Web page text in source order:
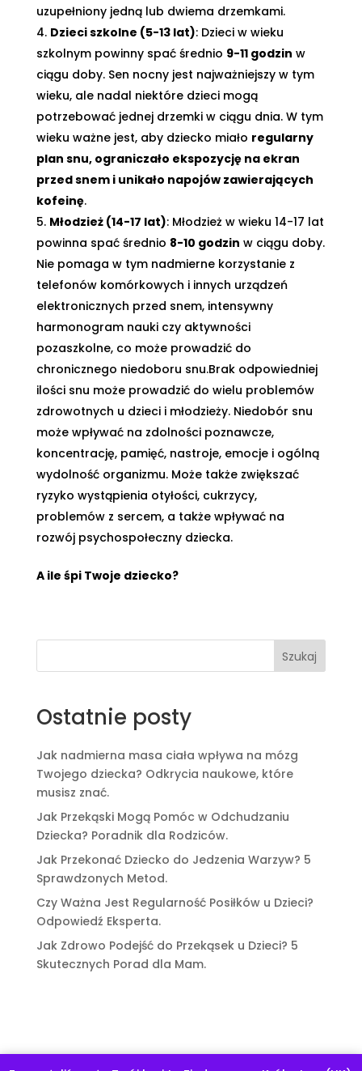
uzupełniony jedną lub dwiema drzemkami.
Dzieci szkolne (5-13 lat): Dzieci w wieku
szkolnym powinny spać średnio 9-11 godzin w
ciągu doby. Sen nocny jest najważniejszy w tym
wieku, ale nadal niektóre dzieci mogą
potrzebować jednej drzemki w ciągu dnia. W tym
wieku ważne jest, aby dziecko miało regularny
plan snu, ograniczało ekspozycję na ekran
przed snem i unikało napojów zawierających
kofeinę.
Młodzież (14-17 lat): Młodzież w wieku 14-17 lat
powinna spać średnio 8-10 godzin w ciągu doby.
Nie pomaga w tym nadmierne korzystanie z
telefonów komórkowych i innych urządzeń
elektronicznych przed snem, intensywny
harmonogram nauki czy aktywności
pozaszkolne, co może prowadzić do
chronicznego niedoboru snu.Brak odpowiedniej
ilości snu może prowadzić do wielu problemów
zdrowotnych u dzieci i młodzieży. Niedobór snu
może wpływać na zdolności poznawcze,
koncentrację, pamięć, nastroje, emocje i ogólną
wydolność organizmu. Może także zwiększać
ryzyko wystąpienia otyłości, cukrzycy,
problemów z sercem, a także wpływać na
rozwój psychospołeczny dziecka.
A ile śpi Twoje dziecko?
Szukaj
Ostatnie posty
Jak nadmierna masa ciała wpływa na mózg
Twojego dziecka? Odkrycia naukowe, które
musisz znać.
Jak Przekąski Mogą Pomóc w Odchudzaniu
Dziecka? Poradnik dla Rodziców.
Jak Przekonać Dziecko do Jedzenia Warzyw? 5
Sprawdzonych Metod.
Czy Ważna Jest Regularność Posiłków u Dzieci?
Odpowiedź Eksperta.
Jak Zdrowo Podejść do Przekąsek u Dzieci? 5
Skutecznych Porad dla Mam.